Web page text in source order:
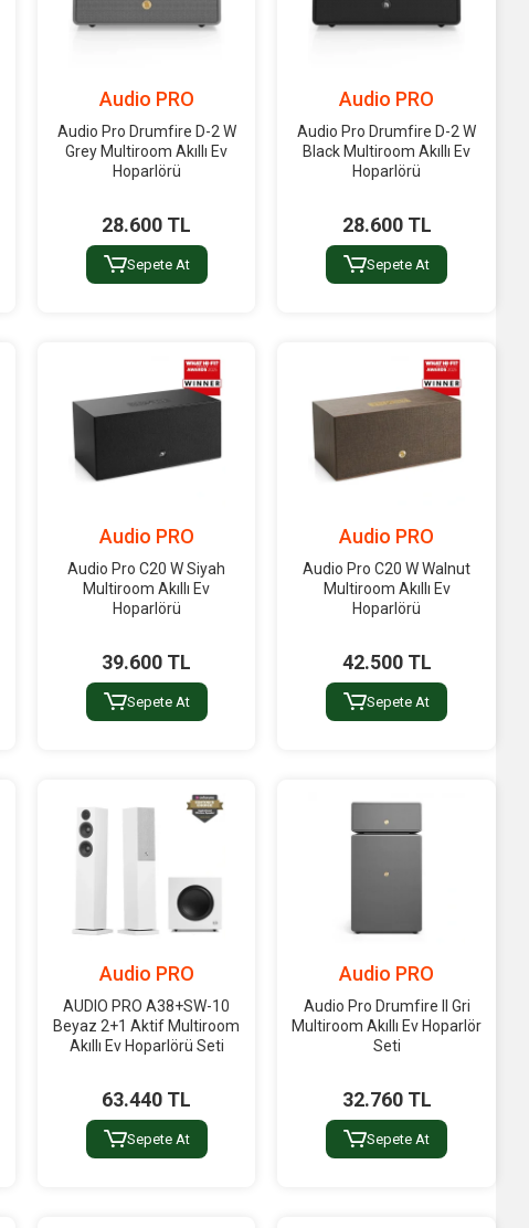
Audio PRO
Audio Pro Drumfire D-2 W
Grey Multiroom Akıllı Ev
Hoparlörü
28.600 TL
Sepete At
Audio PRO
Audio Pro Drumfire D-2 W
Black Multiroom Akıllı Ev
Hoparlörü
28.600 TL
Sepete At
Audio PRO
Audio Pro C20 W Siyah
Multiroom Akıllı Ev
Hoparlörü
39.600 TL
Sepete At
Audio PRO
Audio Pro C20 W Walnut
Multiroom Akıllı Ev
Hoparlörü
42.500 TL
Sepete At
Audio PRO
AUDIO PRO A38+SW-10
Beyaz 2+1 Aktif Multiroom
Akıllı Ev Hoparlörü Seti
63.440 TL
Sepete At
Audio PRO
Audio Pro Drumfire II Gri
Multiroom Akıllı Ev Hoparlör
Seti
32.760 TL
Sepete At